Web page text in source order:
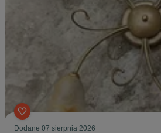
Dodane 07 sierpnia 2026